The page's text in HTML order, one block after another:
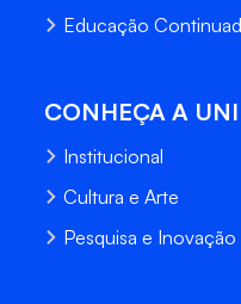
Educação
CONHEÇA A
Institucional
Cultura e Arte
Pesquisa e Inovação